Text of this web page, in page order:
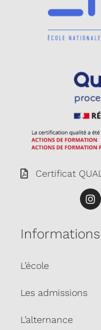
Certificat
Informations
L’école
Les admissions
L’alternance